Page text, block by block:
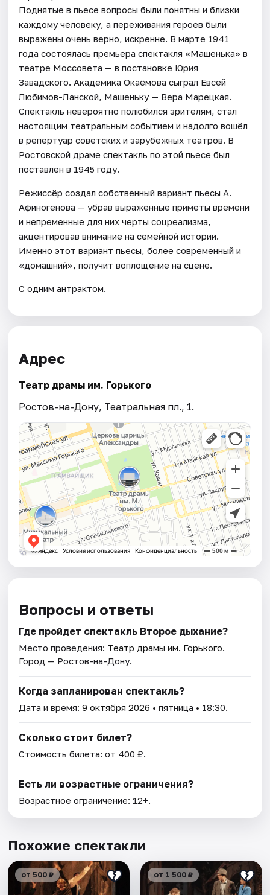
Поднятые в пьесе вопросы были понятны и близки
каждому человеку, а переживания героев были
выражены очень верно, искренне. В марте 1941
года состоялась премьера спектакля «Машенька» в
театре Моссовета — в постановке Юрия
Завадского. Академика Окаёмова сыграл Евсей
Любимов-Ланской, Машеньку — Вера Марецкая.
Спектакль невероятно полюбился зрителям, стал
настоящим театральным событием и надолго вошёл
в репертуар советских и зарубежных театров. В
Ростовской драме спектакль по этой пьесе был
поставлен в 1945 году.
Режиссёр создал собственный вариант пьесы А.
Афиногенова — убрав выраженные приметы времени
и непременные для них черты соцреализма,
акцентировав внимание на семейной истории.
Именно этот вариант пьесы, более современный и
«домашний», получит воплощение на сцене.
С одним антрактом.
Адрес
Театр драмы им. Горького
Ростов-на-Дону, Театральная пл., 1.
Вопросы и ответы
Где пройдет спектакль Второе дыхание?
Место проведения: Театр драмы им. Горького.
Город — Ростов-на-Дону.
Когда запланирован спектакль?
Дата и время:9 октября 2026 • пятница • 18:30.
Сколько стоит билет?
Стоимость билета: от 400 ₽.
Есть ли возрастные ограничения?
Возрастное ограничение: 12+.
Похожие спектакли
от 500 ₽ от 1 500 ₽